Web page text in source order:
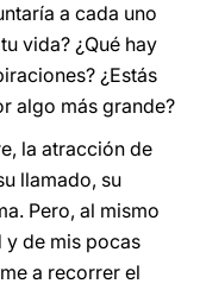
a cada uno
vida? ¿Qué hay
¿Estás
algo más grande?
la atracción de
llamado, su
Pero, al mismo
de mis pocas
a recorrer el